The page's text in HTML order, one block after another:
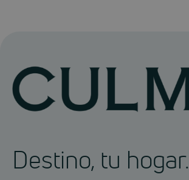
Destino, tu hogar.